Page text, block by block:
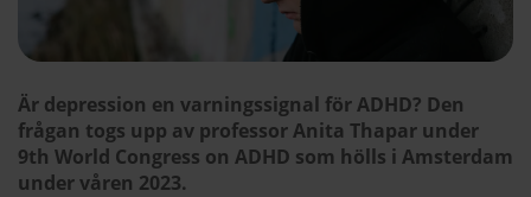
Är depression en varningssignal för ADHD? Den
frågan togs upp av professor Anita Thapar under
9th World Congress on ADHD som hölls i Amsterdam
under våren 2023.